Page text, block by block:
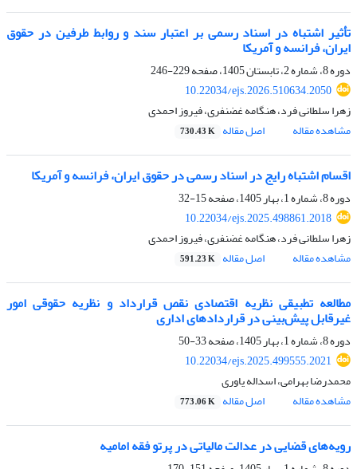
تأثیر اشتباه در اسناد رسمی بر اعتبار سند و روابط طرفین در حقوق
ایران، فرانسه و آمریکا
دوره 8، شماره 2، تابستان 1405، صفحه
229-246
10.22034/ejs.2026.510634.2050
زهرا سلطانی فرد، هنگامه غضنفری، فیروز احمدی
مشاهده مقاله
اصل مقاله 730.43 K
اقسام اشتباه رایج در اسناد رسمی در حقوق ایران، فرانسه و آمریکا
دوره 8، شماره 1، بهار 1405، صفحه
15-32
10.22034/ejs.2025.498861.2018
زهرا سلطانی فرد، هنگامه غضنفری، فیروز احمدی
مشاهده مقاله
اصل مقاله 591.23 K
مطالعه تطبیقی نظریه اقتصادی نقص قرارداد و نظریه حقوقی امور
غیرقابل پیش‌بینی در قراردادهای اداری
دوره 8، شماره 1، بهار 1405، صفحه
33-50
10.22034/ejs.2025.499555.2021
محمدرضا بهرامی، اسداله یاوری
مشاهده مقاله
اصل مقاله 773.06 K
رویه‌های قضایی در عدالت مالیاتی در پرتو فقه امامیه